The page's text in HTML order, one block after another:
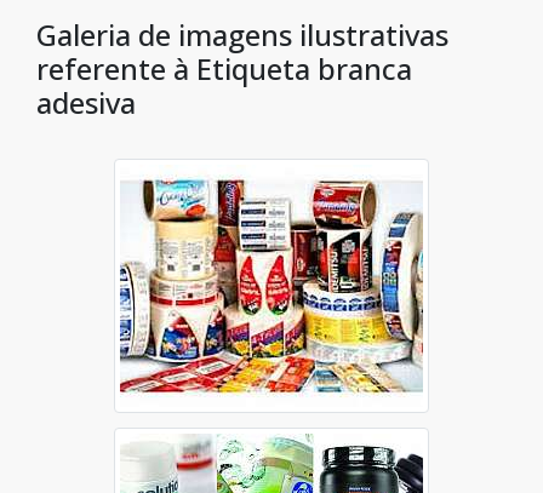
Galeria de imagens ilustrativas
referente à Etiqueta branca
adesiva